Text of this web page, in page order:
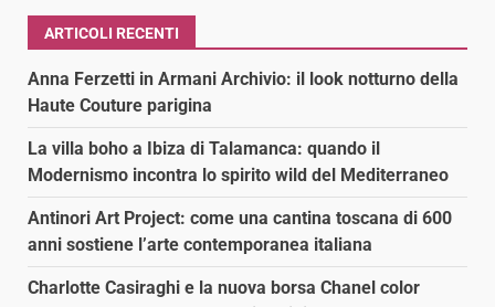
articoli
ARTICOLI RECENTI
Anna Ferzetti in Armani Archivio: il look notturno della
Haute Couture parigina
La villa boho a Ibiza di Talamanca: quando il
Modernismo incontra lo spirito wild del Mediterraneo
Antinori Art Project: come una cantina toscana di 600
anni sostiene l’arte contemporanea italiana
Charlotte Casiraghi e la nuova borsa Chanel color